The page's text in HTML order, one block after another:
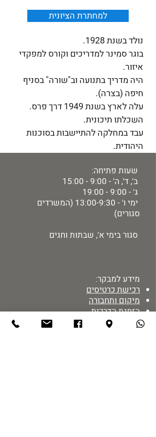
למחתרת הציונית
נולד בשנת 1928.
בוגר סמינר למדריכים וקורס למפקדי
איזור.
היה מדריך בתנועה וב"שורה" בסניף
חיפה (בצרה).
עלה לארץ בשנת 1949 דרך פרס.
השכלתו תיכונית.
עבד במחלקה להתיישבות בסוכנות
היהודית.
שעות פתיחה:
ב', ד', ה' - 9:00 - 15:00
ג' - 9:00 - 19:00
ימי ו' - 13:00-9:30 (המשרדים
סגורים)
סגור בימי א', שבתות וחגים
מידע למבקר:
רכישת כרטיסים
מיקום ותחבורה
הזמנת הדרכות
מדיניות אתר